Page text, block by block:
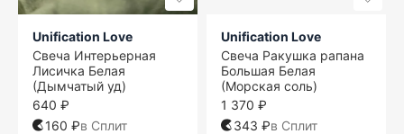
Unification Love
Свеча Интерьерная
Лисичка Белая
(Дымчатый уд)
640 ₽
160 ₽в Сплит
Unification Love
Свеча Ракушка рапана
Большая Белая
(Морская соль)
1 370 ₽
343 ₽в Сплит